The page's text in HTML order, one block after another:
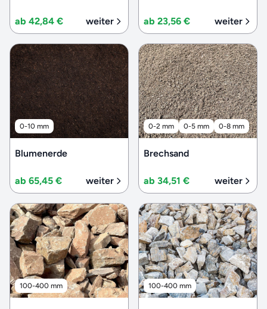
ab 42,84 € weiter ab 23,56 € weiter
0-10 mm
Blumenerde
ab 65,45 € weiter
0-2 mm 0-5 mm 0-8 mm
Brechsand
ab 34,51 € weiter
100-400 mm 100-400 mm